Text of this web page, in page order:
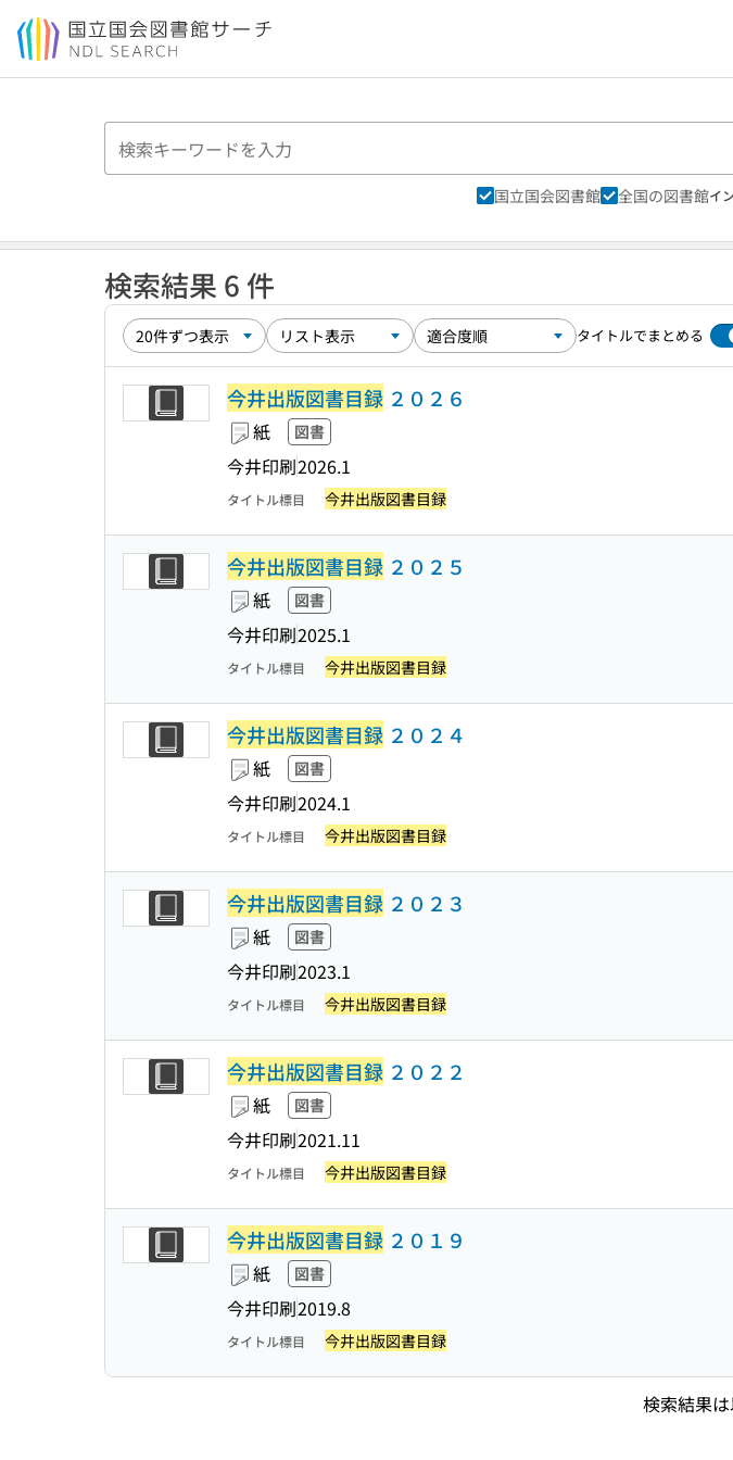
本文へ移動
国立国会図書館 全国の図書館イ
検索結果 6 件
タイトルでまとめる
今井出版図書目録 ２０２６
紙 図書
今井印刷2026.1
タイトル標目 今井出版図書目録
今井出版図書目録 ２０２５
紙 図書
今井印刷2025.1
タイトル標目 今井出版図書目録
今井出版図書目録 ２０２４
紙 図書
今井印刷2024.1
タイトル標目 今井出版図書目録
今井出版図書目録 ２０２３
紙 図書
今井印刷2023.1
タイトル標目 今井出版図書目録
今井出版図書目録 ２０２２
紙 図書
今井印刷2021.11
タイトル標目 今井出版図書目録
今井出版図書目録 ２０１９
紙 図書
今井印刷2019.8
タイトル標目 今井出版図書目録
検索結果は